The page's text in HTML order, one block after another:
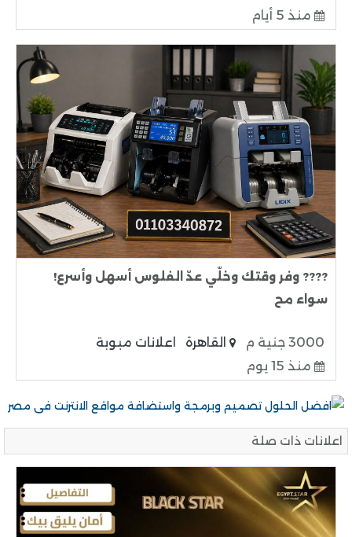
منذ 5 أيام
???? وفر وقتك وخلّي عدّ الفلوس أسهل وأسرع!
سواء مح
3000 جنية م القاهرة
اعلانات مبوبة
منذ 15 يوم
اعلانات ذات صلة